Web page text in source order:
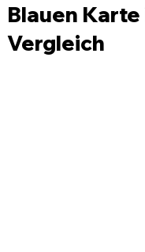
Blauen
Vergleich